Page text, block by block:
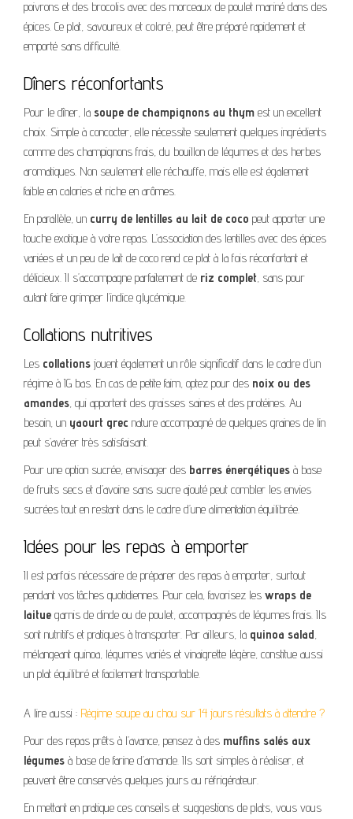
poivrons et des brocolis avec des morceaux de poulet mariné dans des
épices. Ce plat, savoureux et coloré, peut être préparé rapidement et
emporté sans difficulté.
Dîners réconfortants
Pour le dîner, la soupe de champignons au thym est un excellent
choix. Simple à concocter, elle nécessite seulement quelques ingrédients
comme des champignons frais, du bouillon de légumes et des herbes
aromatiques. Non seulement elle réchauffe, mais elle est également
faible en calories et riche en arômes.
En parallèle, un curry de lentilles au lait de coco peut apporter une
touche exotique à votre repas. L’association des lentilles avec des épices
variées et un peu de lait de coco rend ce plat à la fois réconfortant et
délicieux. Il s’accompagne parfaitement de riz complet, sans pour
autant faire grimper l’indice glycémique.
Collations nutritives
Les collations jouent également un rôle significatif dans le cadre d’un
régime à IG bas. En cas de petite faim, optez pour des noix ou des
amandes, qui apportent des graisses saines et des protéines. Au
besoin, un yaourt grec nature accompagné de quelques graines de lin
peut s’avérer très satisfaisant.
Pour une option sucrée, envisager des barres énergétiques à base
de fruits secs et d’avoine sans sucre ajouté peut combler les envies
sucrées tout en restant dans le cadre d’une alimentation équilibrée.
Idées pour les repas à emporter
Il est parfois nécessaire de préparer des repas à emporter, surtout
pendant vos tâches quotidiennes. Pour cela, favorisez les wraps de
laitue garnis de dinde ou de poulet, accompagnés de légumes frais. Ils
sont nutritifs et pratiques à transporter. Par ailleurs, la quinoa salad,
mélangeant quinoa, légumes variés et vinaigrette légère, constitue aussi
un plat équilibré et facilement transportable.
A lire aussi : Régime soupe au chou sur 14 jours résultats à attendre ?
Pour des repas prêts à l’avance, pensez à des muffins salés aux
légumes à base de farine d’amande. Ils sont simples à réaliser, et
peuvent être conservés quelques jours au réfrigérateur.
En mettant en pratique ces conseils et suggestions de plats, vous vous